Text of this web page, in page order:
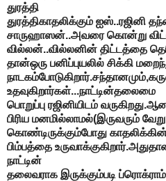
துரத்தி
துரத்திகாதலிக்கும் ஐஸ்..ரஜினி
சாருஹாஸன்..அவரை கொன்று
வில்லன்..வில்லனின் திட்டத்தை
தான்ஒரு பனிப்புயலில் சிக்கி
உதவுகிறார்கள்...நாட்டின்தலைமை
பொறுப்பு ரஜினியிடம்
பிரிய மனமில்லாமல்(இருவரும் வேறு
கொண்டிருக்கும்போது
பிம்பத்தை
நாட்டின்
தலைவராக இருக்கும்படி